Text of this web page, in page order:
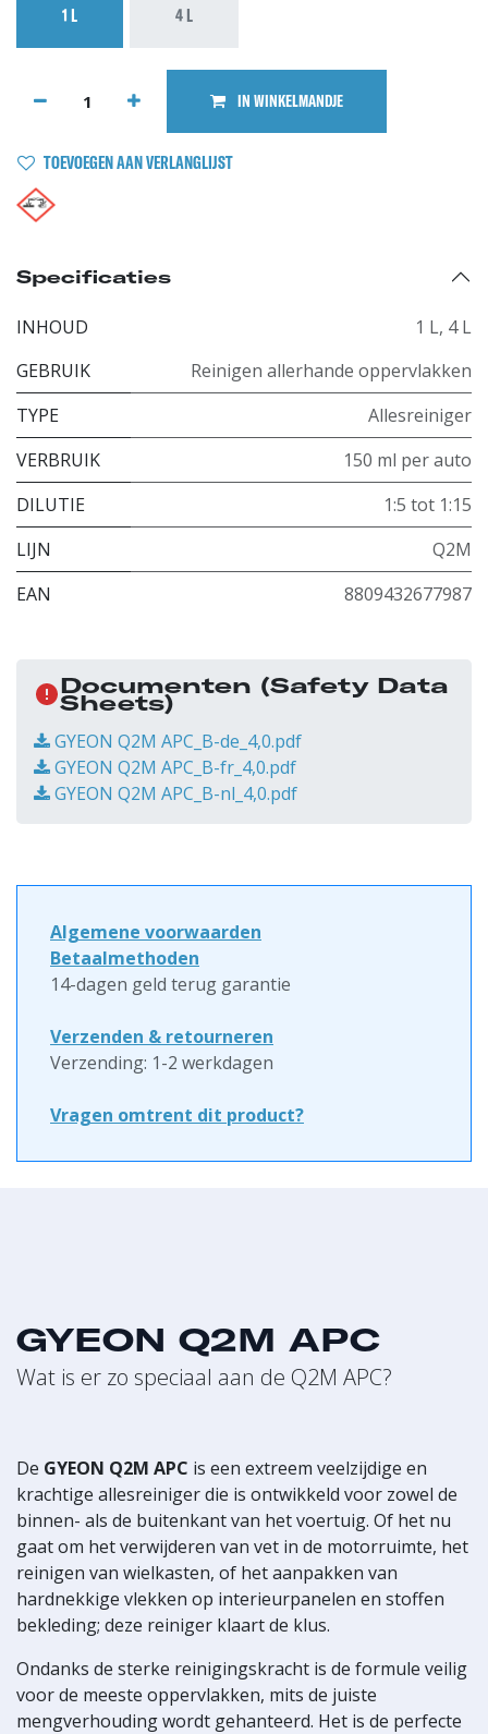
1 L 4 L
IN WINKELMANDJE
TOEVOEGEN AAN VERLANGLIJST
Specificaties
INHOUD 1 L, 4 L
GEBRUIK
Reinigen allerhande oppervlakken
TYPE
Allesreiniger
VERBRUIK
150 ml per auto
DILUTIE
1:5 tot 1:15
LIJN
Q2M
EAN
8809432677987
Documenten (Safety Data
Sheets)
GYEON Q2M APC_B-de_4,0.pdf
GYEON Q2M APC_B-fr_4,0.pdf
GYEON Q2M APC_B-nl_4,0.pdf
Algemene voorwaarden
Betaalmethoden
14-dagen geld terug garantie
Verzenden & retourneren
Verzending: 1-2 werkdagen
Vragen omtrent dit product?
GYEON Q2M APC
Wat is er zo speciaal aan de Q2M APC?
De GYEON Q2M APC is een extreem veelzijdige en
krachtige allesreiniger die is ontwikkeld voor zowel de
binnen- als de buitenkant van het voertuig. Of het nu
gaat om het verwijderen van vet in de motorruimte, het
reinigen van wielkasten, of het aanpakken van
hardnekkige vlekken op interieurpanelen en stoffen
bekleding; deze reiniger klaart de klus.
Ondanks de sterke reinigingskracht is de formule veilig
voor de meeste oppervlakken, mits de juiste
mengverhouding wordt gehanteerd. Het is de perfecte